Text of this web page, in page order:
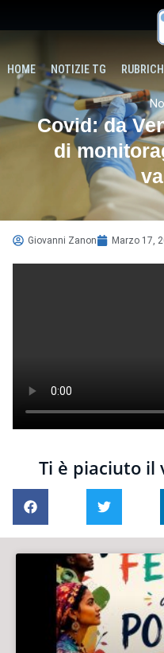
HOME NOTIZIE TG
Covid: da
di
Giovanni Zanon Marzo 17,
Ti è piaciuto il